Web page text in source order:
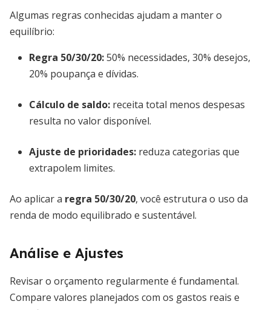
Algumas regras conhecidas ajudam a manter o
equilíbrio:
Regra 50/30/20:50% necessidades, 30% desejos,
20% poupança e dívidas.
Cálculo de saldo: receita total menos despesas
resulta no valor disponível.
Ajuste de prioridades: reduza categorias que
extrapolem limites.
Ao aplicar a regra 50/30/20, você estrutura o uso da
renda de modo equilibrado e sustentável.
Análise e Ajustes
Revisar o orçamento regularmente é fundamental.
Compare valores planejados com os gastos reais e